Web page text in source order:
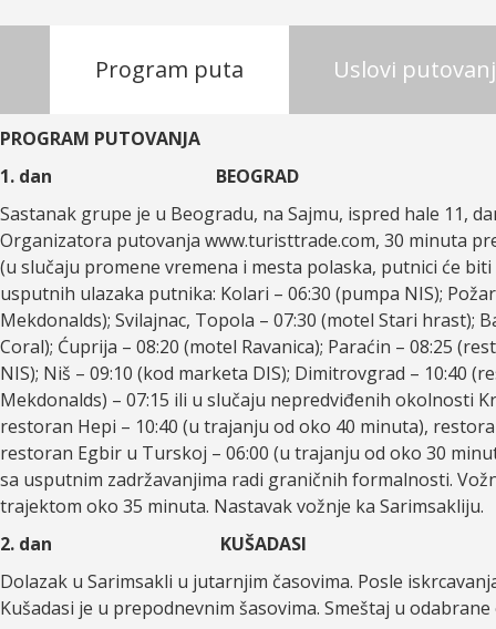
Program puta Uslovi
PROGRAM PUTOVANJA
1. dan BEOGRAD
Sastanak grupe je u Beogradu, na Sajmu, ispred hale 11,
Organizatora putovanja www.turisttrade.com, 30 minuta
(u slučaju promene vremena i mesta polaska, putnici će
usputnih ulazaka putnika: Kolari – 06:30 (pumpa NIS);
Mekdonalds); Svilajnac, Topola – 07:30 (motel Stari hrast);
Coral); Ćuprija – 08:20 (motel Ravanica); Paraćin – 08:25
NIS); Niš – 09:10 (kod marketa DIS); Dimitrovgrad – 10:40
Mekdonalds) – 07:15 ili u slučaju nepredviđenih okolnosti
restoran Hepi – 10:40 (u trajanju od oko 40 minuta),
restoran Egbir u Turskoj – 06:00 (u trajanju od oko 30
sa usputnim zadržavanjima radi graničnih formalnosti.
trajektom oko 35 minuta. Nastavak vožnje ka Sarimsakliju.
2. dan
KUŠADASI
Dolazak u Sarimsakli u jutarnjim časovima. Posle
Kušadasi je u prepodnevnim šasovima. Smeštaj u